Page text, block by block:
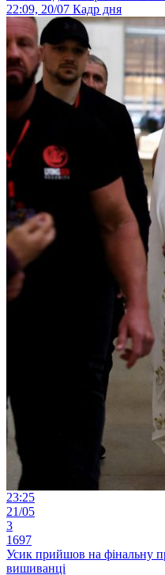
22:09, 20/07 Кадр дня
23:25
21/05
3
1697
Усик прийшов на фінальну
вишиванці